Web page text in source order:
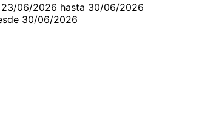
23/06/2026 hasta 30/06/2026
30/06/2026